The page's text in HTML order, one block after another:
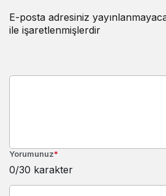
E-posta adresiniz
ile işaretlenmişlerdir
Yorumunuz*
0/30 karakter